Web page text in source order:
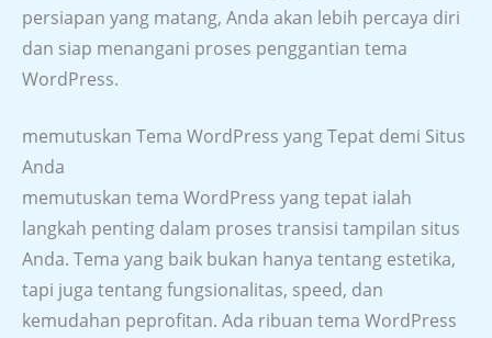
persiapan yang matang, Anda akan lebih percaya diri
dan siap menangani proses penggantian tema
WordPress.
memutuskan Tema WordPress yang Tepat demi Situs
Anda
memutuskan tema WordPress yang tepat ialah
langkah penting dalam proses transisi tampilan situs
Anda. Tema yang baik bukan hanya tentang estetika,
tapi juga tentang fungsionalitas, speed, dan
kemudahan peprofitan. Ada ribuan tema WordPress